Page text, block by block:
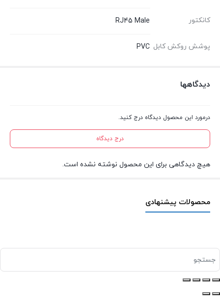
کانکتور RJ45 Male
پوشش روکش کابل PVC
دیدگاهها
درمورد این محصول دیدگاه درج کنید.
درج دیدگاه
هیچ دیدگاهی برای این محصول نوشته نشده است.
محصولات پیشنهادی